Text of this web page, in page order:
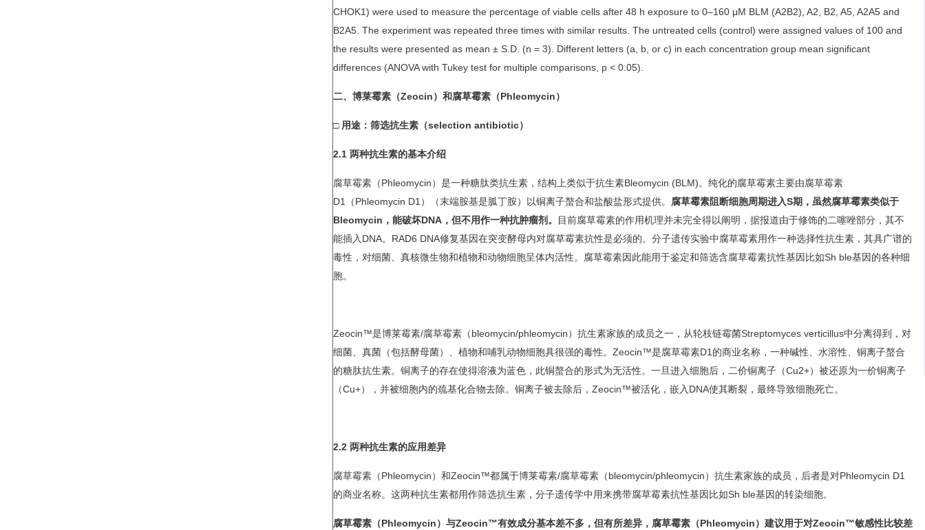
CHOK1) were used to measure the percentage of viable cells after 48 h exposure to 0–160 μM BLM (A2B2), A2, B2, A5, A2A5 and
B2A5. The experiment was repeated three times with similar results. The untreated cells (control) were assigned values of 100 and
the results were presented as mean ± S.D. (n = 3). Different letters (a, b, or c) in each concentration group mean significant
differences (ANOVA with Tukey test for multiple comparisons, p < 0.05).
二、博莱霉素（Zeocin）和腐草霉素（Phleomycin）
□ 用途：筛选抗生素（selection antibiotic）
2.1 两种抗生素的基本介绍
腐草霉素（Phleomycin）是一种糖肽类抗生素，结构上类似于抗生素Bleomycin (BLM)。纯化的腐草霉素主要由腐草霉素
D1（Phleomycin D1）（末端胺基是胍丁胺）以铜离子螯合和盐酸盐形式提供。 腐草霉素阻断细胞周期进入S期，虽然腐草霉素类似于
Bleomycin，能破坏DNA，但不用作一种抗肿瘤剂。 目前腐草霉素的作用机理并未完全得以阐明，据报道由于修饰的二噻唑部分，其不
能插入DNA。RAD6 DNA修复基因在突变酵母内对腐草霉素抗性是必须的。分子遗传实验中腐草霉素用作一种选择性抗生素，其具广谱的
毒性，对细菌、真核微生物和植物和动物细胞呈体内活性。腐草霉素因此能用于鉴定和筛选含腐草霉素抗性基因比如Sh ble基因的各种细
胞。
Zeocin™是博莱霉素/腐草霉素（bleomycin/phleomycin）抗生素家族的成员之一，从轮枝链霉菌Streptomyces verticillus中分离得到，对
细菌、真菌（包括酵母菌）、植物和哺乳动物细胞具很强的毒性。Zeocin™是腐草霉素D1的商业名称，一种碱性、水溶性、铜离子螯合
的糖肽抗生素。铜离子的存在使得溶液为蓝色，此铜螯合的形式为无活性。一旦进入细胞后，二价铜离子（Cu2+）被还原为一价铜离子
（Cu+），并被细胞内的巯基化合物去除。铜离子被去除后，Zeocin™被活化，嵌入DNA使其断裂，最终导致细胞死亡。
2.2 两种抗生素的应用差异
腐草霉素（Phleomycin）和Zeocin™都属于博莱霉素/腐草霉素（bleomycin/phleomycin）抗生素家族的成员，后者是对Phleomycin D1
的商业名称。这两种抗生素都用作筛选抗生素，分子遗传学中用来携带腐草霉素抗性基因比如Sh ble基因的转染细胞。
腐草霉素（Phleomycin）与Zeocin™有效成分基本差不多，但有所差异，腐草霉素（Phleomycin）建议用于对Zeocin™敏感性比较差